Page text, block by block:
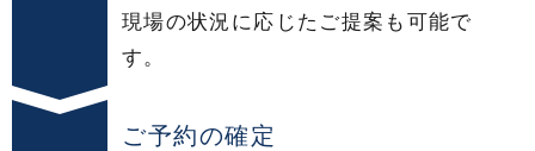
現場の状況に応じたご提案も可能で
す。
ご予約の確定